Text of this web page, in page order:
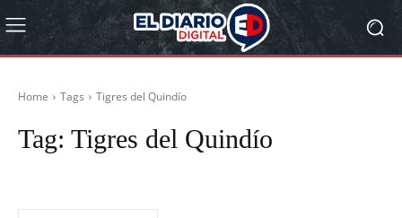
Home Tags Tigres del Quindío
Tag: Tigres del Quindío